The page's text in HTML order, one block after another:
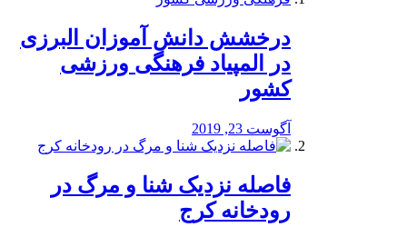
درخشش دانش آموزان البرزی
در المپیاد فرهنگی ورزشی
کشور
آگوست 23, 2019
️فاصله نزدیک شنا و مرگ در
رودخانه کرج